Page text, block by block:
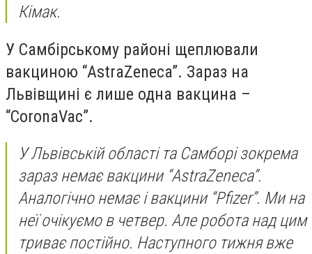
Кімак.
У Самбірському районі щеплювали
вакциною “AstraZeneca”. Зараз на
Львівщині є лише одна вакцина –
“CoronaVac”.
У Львівській області та Самборі зокрема
зараз немає вакцини “AstraZeneca”.
Аналогічно немає і вакцини “Pfizer”. Ми на
неї очікуємо в четвер. Але робота над цим
триває постійно. Наступного тижня вже